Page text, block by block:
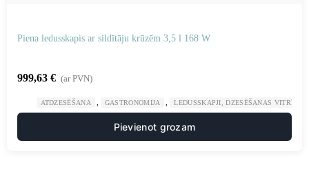
Piena ledusskapis ar sildītāju krūzēm 3,5 l 168 W
999,63 € (ar PVN)
ATDZESĒŠANA GASTRONOMIJA LEDUSSKAPJI, DZESĒŠANAS VITRĪNAS
Pievienot grozam